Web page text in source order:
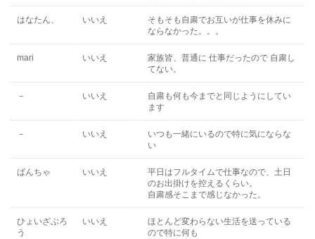
はなたん、 いいえ
そもそも自粛でお互いが仕事を休みに
ならなかった。。。
mari いいえ
家族皆、普通に 仕事だったので 自粛し
てない。
－ いいえ
自粛も何も今までと同じようにしてい
ます
－ いいえ
いつも一緒にいるので特に気にならな
い
ばんちゃ いいえ
平日はフルタイムで仕事なので、土日
のお出掛けを控えるくらい。
自粛感そこまで感じなかった。
ひょいざぶろ
う
いいえ
ほとんど変わらない生活を送っている
ので特に何も